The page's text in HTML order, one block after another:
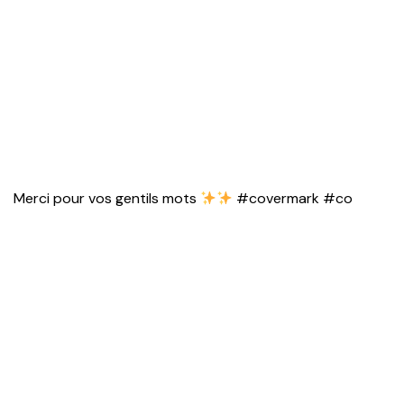
Merci pour vos gentils mots #covermark #co